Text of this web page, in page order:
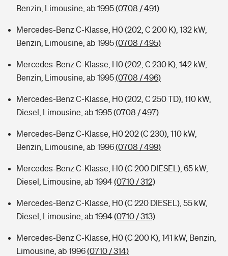
Benzin, Limousine, ab 1995(0708 / 491)
Mercedes-Benz C-Klasse, H0 (202, C 200 K), 132 kW,
Benzin, Limousine, ab 1995(0708 / 495)
Mercedes-Benz C-Klasse, H0 (202, C 230 K), 142 kW,
Benzin, Limousine, ab 1995(0708 / 496)
Mercedes-Benz C-Klasse, H0 (202, C 250 TD), 110 kW,
Diesel, Limousine, ab 1995(0708 / 497)
Mercedes-Benz C-Klasse, H0 202 (C 230), 110 kW,
Benzin, Limousine, ab 1996(0708 / 499)
Mercedes-Benz C-Klasse, H0 (C 200 DIESEL), 65 kW,
Diesel, Limousine, ab 1994(0710 / 312)
Mercedes-Benz C-Klasse, H0 (C 220 DIESEL), 55 kW,
Diesel, Limousine, ab 1994(0710 / 313)
Mercedes-Benz C-Klasse, H0 (C 200 K), 141 kW, Benzin,
Limousine, ab 1996(0710 / 314)